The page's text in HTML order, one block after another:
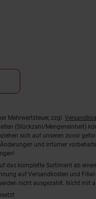
Mehrwertsteuer, zzgl.
(Stückzahl/Mengeneinheit)
sich auf unseren zuvor
und Irrtümer
das komplette Sortiment ab
auf Versandkosten und
nicht ausgezahlt. Nicht mit